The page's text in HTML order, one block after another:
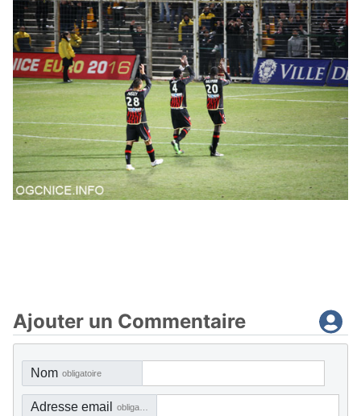
Ajouter un Commentaire
Nom obligatoire
Adresse email